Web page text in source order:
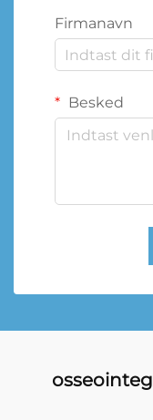
Firmanavn
Besked